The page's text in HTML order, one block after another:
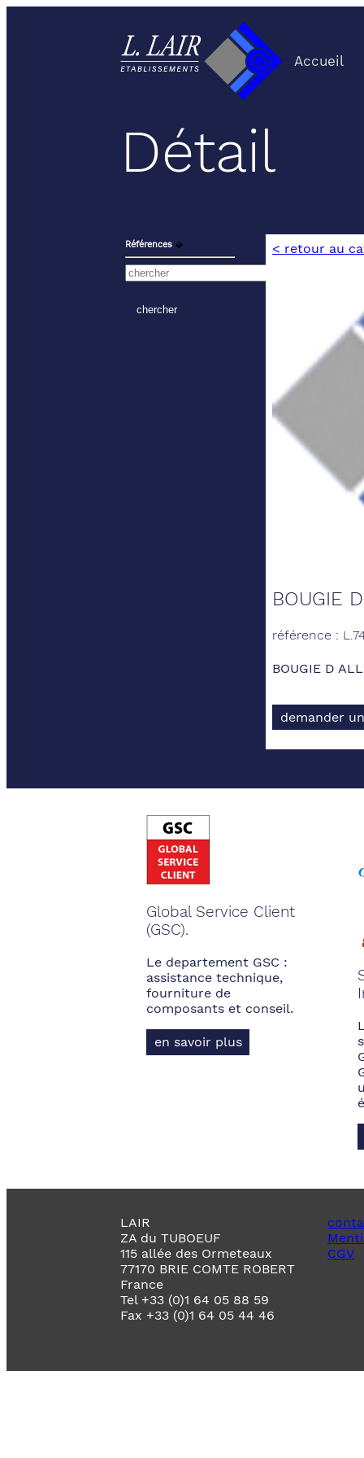
Accueil
Détail
Références ⬙ < retour au
BOUGIE
référence :
BOUGIE D
demander
Global Service Client
(GSC).
Le departement GSC :
assistance technique,
fourniture de
composants et conseil.
en savoir plus
LAIR
ZA du TUBOEUF
115 allée des Ormeteaux
77170 BRIE COMTE ROBERT
France
Tel +33 (0)1 64 05 88 59
Fax +33 (0)1 64 05 44 46
CGV